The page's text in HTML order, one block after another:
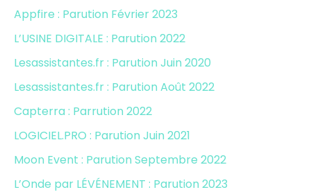
Appfire : Parution Février 2023
L’USINE DIGITALE : Parution 2022
Lesassistantes.fr : Parution Juin 2020
Lesassistantes.fr : Parution Août 2022
Capterra : Parrution 2022
LOGICIEL.PRO : Parution Juin 2021
Moon Event : Parution Septembre 2022
L’Onde par LÉVÉNEMENT : Parution 2023